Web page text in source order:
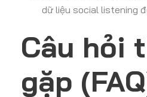
dữ liệu social listening
Câu hỏi
gặp